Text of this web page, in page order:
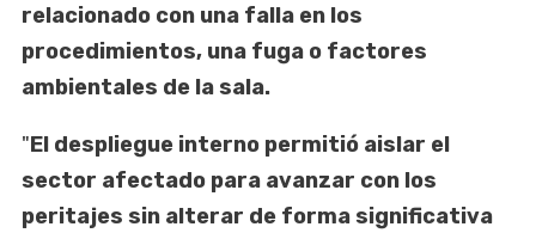
relacionado con una falla en los
procedimientos, una fuga o factores
ambientales de la sala.
"El despliegue interno permitió aislar el
sector afectado para avanzar con los
peritajes sin alterar de forma significativa